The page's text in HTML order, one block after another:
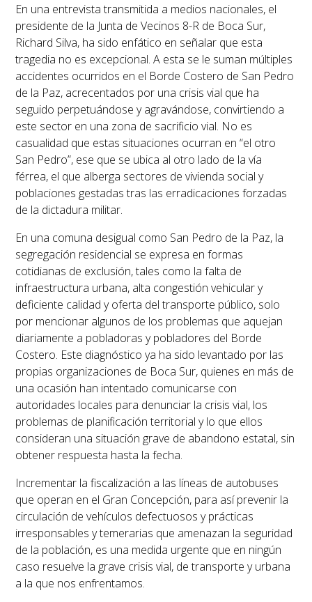
En una entrevista transmitida a medios nacionales, el
presidente de la Junta de Vecinos 8-R de Boca Sur,
Richard Silva, ha sido enfático en señalar que esta
tragedia no es excepcional. A esta se le suman múltiples
accidentes ocurridos en el Borde Costero de San Pedro
de la Paz, acrecentados por una crisis vial que ha
seguido perpetuándose y agravándose, convirtiendo a
este sector en una zona de sacrificio vial. No es
casualidad que estas situaciones ocurran en “el otro
San Pedro”, ese que se ubica al otro lado de la vía
férrea, el que alberga sectores de vivienda social y
poblaciones gestadas tras las erradicaciones forzadas
de la dictadura militar.
En una comuna desigual como San Pedro de la Paz, la
segregación residencial se expresa en formas
cotidianas de exclusión, tales como la falta de
infraestructura urbana, alta congestión vehicular y
deficiente calidad y oferta del transporte público, solo
por mencionar algunos de los problemas que aquejan
diariamente a pobladoras y pobladores del Borde
Costero. Este diagnóstico ya ha sido levantado por las
propias organizaciones de Boca Sur, quienes en más de
una ocasión han intentado comunicarse con
autoridades locales para denunciar la crisis vial, los
problemas de planificación territorial y lo que ellos
consideran una situación grave de abandono estatal, sin
obtener respuesta hasta la fecha.
Incrementar la fiscalización a las líneas de autobuses
que operan en el Gran Concepción, para así prevenir la
circulación de vehículos defectuosos y prácticas
irresponsables y temerarias que amenazan la seguridad
de la población, es una medida urgente que en ningún
caso resuelve la grave crisis vial, de transporte y urbana
a la que nos enfrentamos.